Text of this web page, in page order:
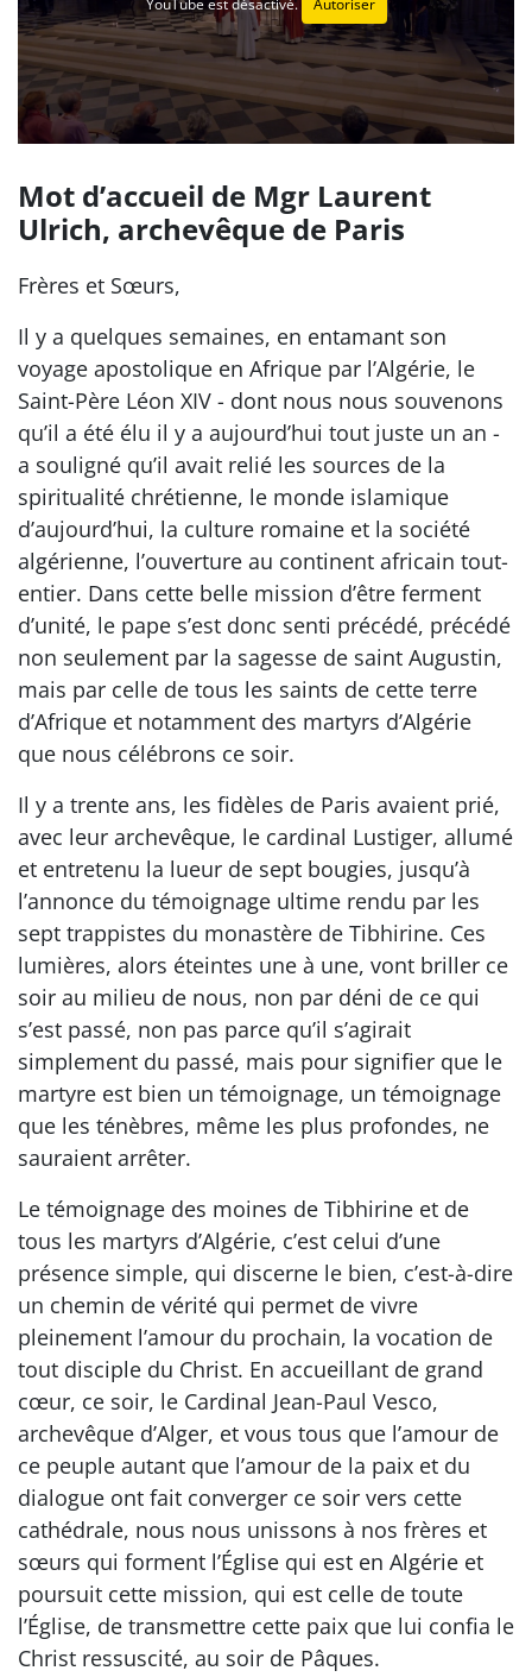
YouTube est désactivé. Autoriser
Mot d’accueil de Mgr Laurent
Ulrich, archevêque de Paris
Frères et Sœurs,
Il y a quelques semaines, en entamant son
voyage apostolique en Afrique par l’Algérie, le
Saint-Père Léon XIV - dont nous nous souvenons
qu’il a été élu il y a aujourd’hui tout juste un an -
a souligné qu’il avait relié les sources de la
spiritualité chrétienne, le monde islamique
d’aujourd’hui, la culture romaine et la société
algérienne, l’ouverture au continent africain tout-
entier. Dans cette belle mission d’être ferment
d’unité, le pape s’est donc senti précédé, précédé
non seulement par la sagesse de saint Augustin,
mais par celle de tous les saints de cette terre
d’Afrique et notamment des martyrs d’Algérie
que nous célébrons ce soir.
Il y a trente ans, les fidèles de Paris avaient prié,
avec leur archevêque, le cardinal Lustiger, allumé
et entretenu la lueur de sept bougies, jusqu’à
l’annonce du témoignage ultime rendu par les
sept trappistes du monastère de Tibhirine. Ces
lumières, alors éteintes une à une, vont briller ce
soir au milieu de nous, non par déni de ce qui
s’est passé, non pas parce qu’il s’agirait
simplement du passé, mais pour signifier que le
martyre est bien un témoignage, un témoignage
que les ténèbres, même les plus profondes, ne
sauraient arrêter.
Le témoignage des moines de Tibhirine et de
tous les martyrs d’Algérie, c’est celui d’une
présence simple, qui discerne le bien, c’est-à-dire
un chemin de vérité qui permet de vivre
pleinement l’amour du prochain, la vocation de
tout disciple du Christ. En accueillant de grand
cœur, ce soir, le Cardinal Jean-Paul Vesco,
archevêque d’Alger, et vous tous que l’amour de
ce peuple autant que l’amour de la paix et du
dialogue ont fait converger ce soir vers cette
cathédrale, nous nous unissons à nos frères et
sœurs qui forment l’Église qui est en Algérie et
poursuit cette mission, qui est celle de toute
l’Église, de transmettre cette paix que lui confia le
Christ ressuscité, au soir de Pâques.